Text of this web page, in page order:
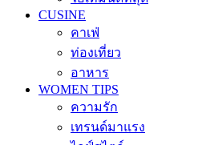
CUSINE
คาเฟ่
ท่องเที่ยว
อาหาร
WOMEN TIPS
ความรัก
เทรนด์มาแรง